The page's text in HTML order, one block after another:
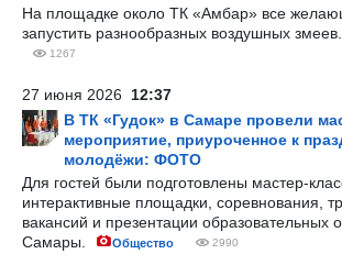
На площадке около ТК «Амбар» все
запустить разнообразных воздушных змеев.
1267
27 июня 2026 12:37
В ТК «Гудок» в Самаре провели
мероприятие, приуроченное к
молодёжи: ФОТО
Для гостей были подготовлены мастер-
интерактивные площадки, соревнования,
вакансий и презентации образовательных
Самары.
Общество 2990